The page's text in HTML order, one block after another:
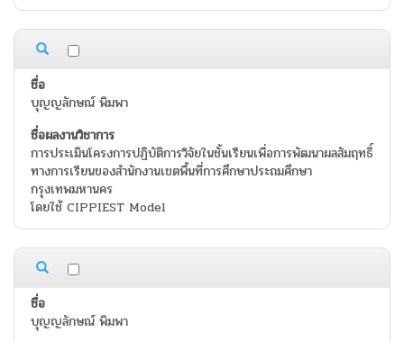
บุญญลักษณ์ พิมพา
การประเมินโครงการปฏิบัติการวิจัยในชั้นเรียนเพื่อการพัฒนาผลสัมฤทธิ์
ทางการเรียนของสำนักงานเขตพื้นที่การศึกษาประถมศึกษา
กรุงเทพมหานคร
โดยใช้ CIPPIEST Model
บุญญลักษณ์ พิมพา